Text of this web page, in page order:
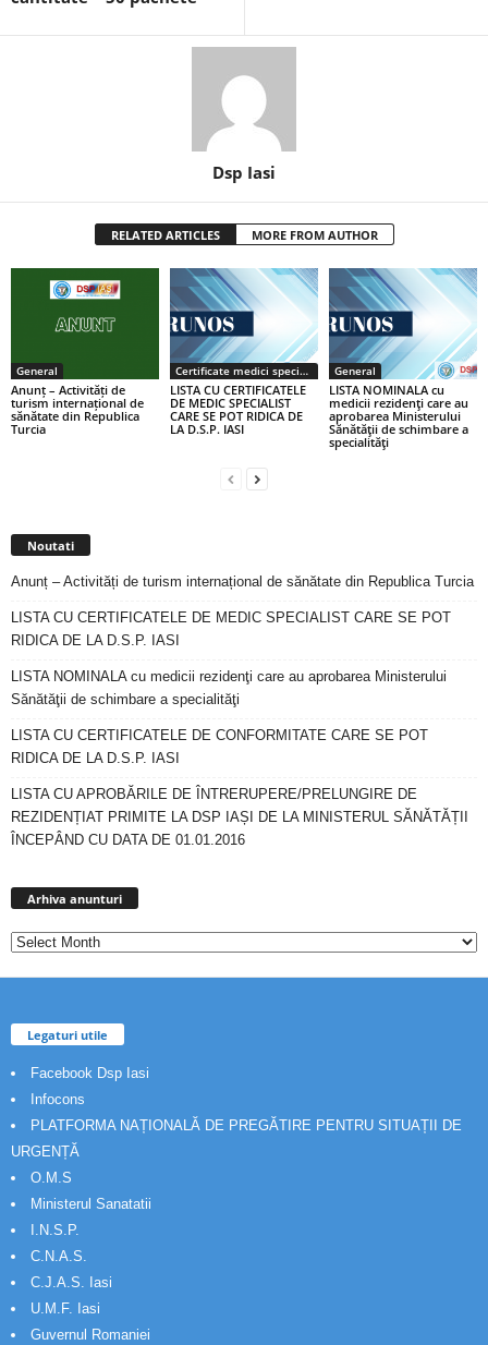
Dsp Iasi
RELATED ARTICLES MORE FROM AUTHOR
General
Anunț – Activități de
turism internațional de
sănătate din Republica
Turcia
Certificate medici specialiști / primari
LISTA CU CERTIFICATELE
DE MEDIC SPECIALIST
CARE SE POT RIDICA DE
LA D.S.P. IASI
General
LISTA NOMINALA cu
medicii rezidenţi care au
aprobarea Ministerului
Sănătăţii de schimbare a
specialităţi
Noutati
Anunț – Activități de turism internațional de sănătate din Republica Turcia
LISTA CU CERTIFICATELE DE MEDIC SPECIALIST CARE SE POT
RIDICA DE LA D.S.P. IASI
LISTA NOMINALA cu medicii rezidenţi care au aprobarea Ministerului
Sănătăţii de schimbare a specialităţi
LISTA CU CERTIFICATELE DE CONFORMITATE CARE SE POT
RIDICA DE LA D.S.P. IASI
LISTA CU APROBĂRILE DE ÎNTRERUPERE/PRELUNGIRE DE
REZIDENȚIAT PRIMITE LA DSP IAȘI DE LA MINISTERUL SĂNĂTĂȚII
ÎNCEPÂND CU DATA DE 01.01.2016
Arhiva anunturi
Legaturi utile
Facebook Dsp Iasi
Infocons
PLATFORMA NAȚIONALĂ DE PREGĂTIRE PENTRU SITUAȚII DE
URGENȚĂ
O.M.S
Ministerul Sanatatii
I.N.S.P.
C.N.A.S.
C.J.A.S. Iasi
U.M.F. Iasi
Guvernul Romaniei